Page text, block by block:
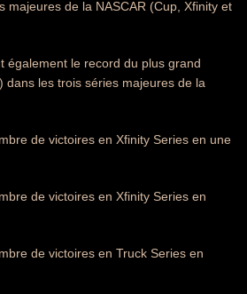
majeures de la NASCAR (Cup, Xfinity et
également le record du plus grand
dans les trois séries majeures de la
de victoires en Xfinity Series en une
de victoires en Xfinity Series en
de victoires en Truck Series en